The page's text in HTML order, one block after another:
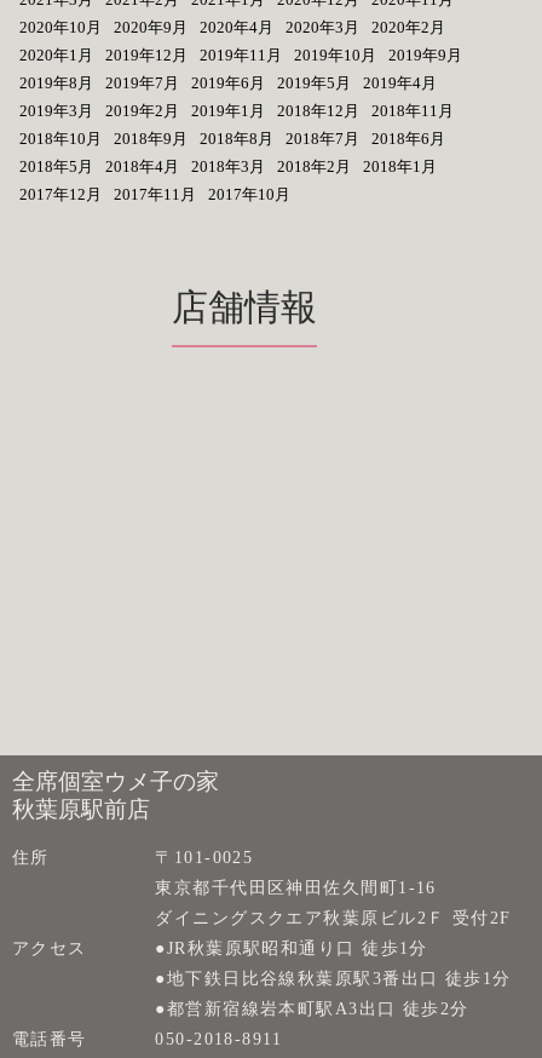
2020年10月
2020年9月 2020年4月 2020年3月
2020年2月
2020年1月
2019年12月 2019年11月 2019年10月
2019年9月
2019年8月
2019年7月 2019年6月 2019年5月
2019年4月
2019年3月
2019年2月 2019年1月 2018年12月
2018年11月
2018年10月
2018年9月 2018年8月 2018年7月
2018年6月
2018年5月
2018年4月 2018年3月 2018年2月
2018年1月
2017年12月
2017年11月 2017年10月
店舗情報
全席個室ウメ子の家
秋葉原駅前店
住所
〒101-0025
東京都千代田区神田佐久間町1-16
ダイニングスクエア秋葉原ビル2Ｆ 受付2F
アクセス
●JR秋葉原駅昭和通り口 徒歩1分
●地下鉄日比谷線秋葉原駅3番出口 徒歩1分
●都営新宿線岩本町駅A3出口 徒歩2分
電話番号
050-2018-8911